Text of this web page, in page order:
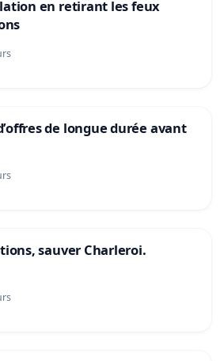
en retirant les feux
de longue durée avant
sauver Charleroi.